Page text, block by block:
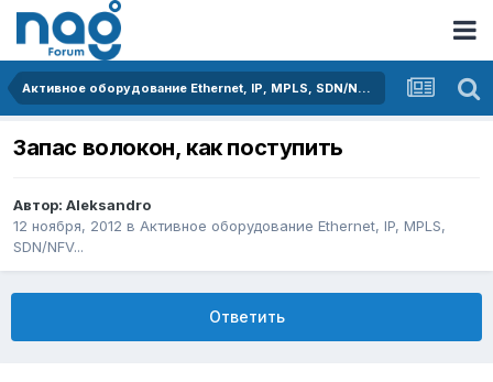
Активное оборудование Ethernet, IP, MPLS, SDN/NFV...
Запас волокон, как поступить
Автор: Aleksandro
12 ноября, 2012 в Активное оборудование Ethernet, IP, MPLS,
SDN/NFV...
Ответить